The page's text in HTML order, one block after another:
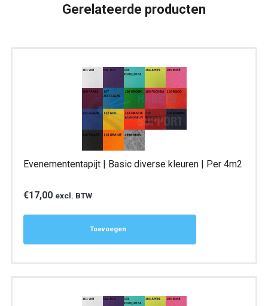
Gerelateerde producten
Evenemententapijt | Basic diverse kleuren | Per 4m2
€17,00 excl. BTW
Toevoegen